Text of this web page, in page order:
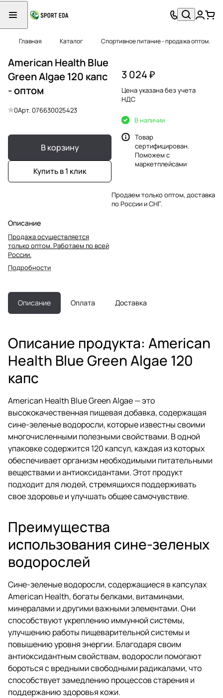
Главная Каталог Спортивное питание - продажа оптом.
American Health Blue
Green Algae 120 капс
- оптом
0Арт.076630025423
В корзину
Купить в 1 клик
Описание
Продажа осуществляется
только оптом. Работаем по всей
России.
Подробности
3 024 ₽
Цена указана без учета
НДС
В наличии
Товар
сертифицирован.
Поможем с
маркетплейсами
Продаем только оптом, доставка
по России и СНГ.
Описание Оплата Доставка
Описание продукта: American
Health Blue Green Algae 120
капс
American Health Blue Green Algae — это
высококачественная пищевая добавка, содержащая
сине-зеленые водоросли, которые известны своими
многочисленными полезными свойствами. В одной
упаковке содержится 120 капсул, каждая из которых
обеспечивает организм необходимыми питательными
веществами и антиоксидантами. Этот продукт
подходит для людей, стремящихся поддерживать
свое здоровье и улучшать общее самочувствие.
Преимущества
использования сине-зеленых
водорослей
Сине-зеленые водоросли, содержащиеся в капсулах
American Health, богаты белками, витаминами,
минералами и другими важными элементами. Они
способствуют укреплению иммунной системы,
улучшению работы пищеварительной системы и
повышению уровня энергии. Благодаря своим
антиоксидантным свойствам, водоросли помогают
бороться с вредными свободными радикалами, что
способствует замедлению процессов старения и
поддержанию здоровья кожи.